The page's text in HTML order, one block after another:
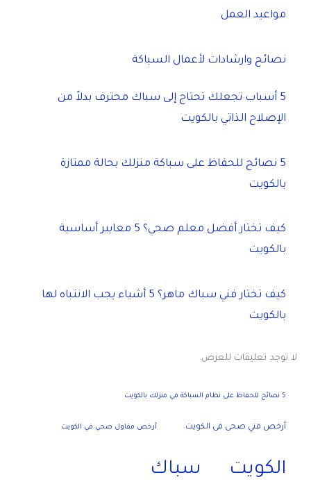
مواعيد العمل
نصائح وارشادات لأعمال السباكة
5 أسباب تجعلك تحتاج إلى سباك محترف بدلاً من
الإصلاح الذاتي بالكويت
5 نصائح للحفاظ على سباكة منزلك بحالة ممتازة
بالكويت
كيف تختار أفضل معلم صحي؟ 5 معايير أساسية
بالكويت
كيف تختار فني سباك ماهر؟ 5 أشياء يجب الانتباه لها
بالكويت
لا توجد تعليقات للعرض.
5 نصائح للحفاظ على نظام السباكة في منزلك بالكويت
أرخص فني صحى فى الكويت أرخص مقاول صحي في الكويت
الكويت سباك